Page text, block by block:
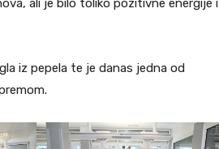
ali je bilo toliko pozitivne energije i
iz pepela te je danas jedna od